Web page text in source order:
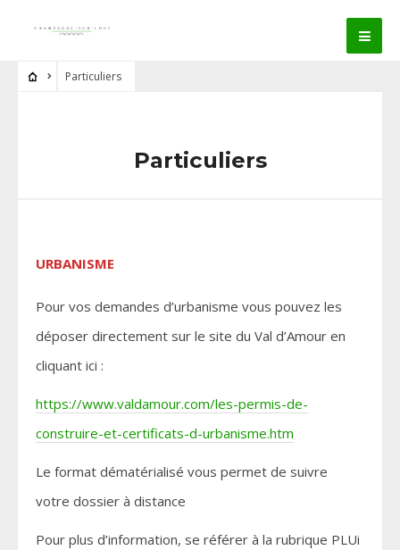
Particuliers
Particuliers
URBANISME
Pour vos demandes d’urbanisme vous pouvez les
déposer directement sur le site du Val d’Amour en
cliquant ici :
https://www.valdamour.com/les-permis-de-
construire-et-certificats-d-urbanisme.htm
Le format dématérialisé vous permet de suivre
votre dossier à distance
Pour plus d’information, se référer à la rubrique PLUi